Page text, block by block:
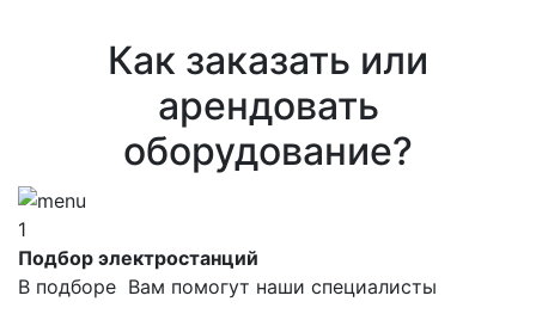
Как заказать или
арендовать
оборудование?
1
Подбор электростанций
В подборе Вам помогут наши специалисты